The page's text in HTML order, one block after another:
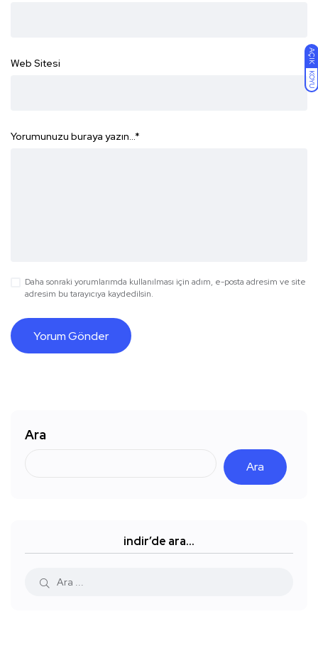
AÇIK
KOYU
Web Sitesi
Yorumunuzu buraya yazın...*
Daha sonraki yorumlarımda kullanılması için adım, e-posta adresim ve site
adresim bu tarayıcıya kaydedilsin.
Ara
Ara
indir’de ara…